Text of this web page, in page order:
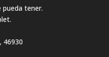
pueda tener.
46930